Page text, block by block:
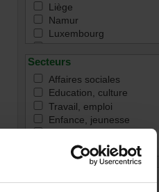
Liège
Namur
Luxembourg
Secteurs
Affaires sociales
Education, culture
Travail, emploi
Enfance, jeunesse
Handicap
Immigration & intégration
Santé